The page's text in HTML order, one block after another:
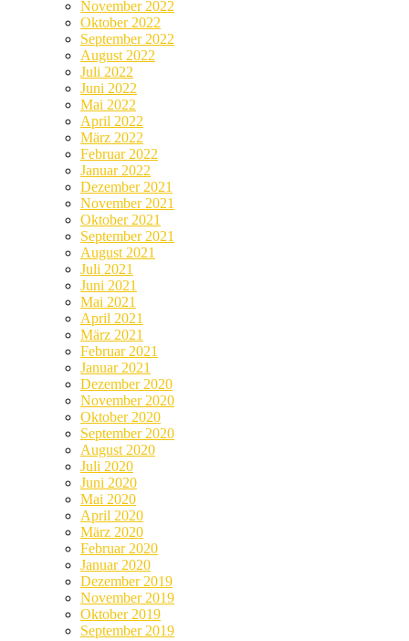
November 2022
Oktober 2022
September 2022
August 2022
Juli 2022
Juni 2022
Mai 2022
April 2022
März 2022
Februar 2022
Januar 2022
Dezember 2021
November 2021
Oktober 2021
September 2021
August 2021
Juli 2021
Juni 2021
Mai 2021
April 2021
März 2021
Februar 2021
Januar 2021
Dezember 2020
November 2020
Oktober 2020
September 2020
August 2020
Juli 2020
Juni 2020
Mai 2020
April 2020
März 2020
Februar 2020
Januar 2020
Dezember 2019
November 2019
Oktober 2019
September 2019